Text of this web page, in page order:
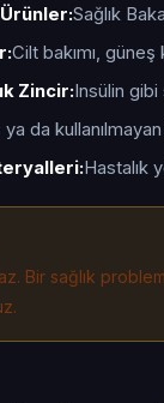
Sağlık
Cilt bakımı,
Zincir:Insülin
da
Hastalık
Bir sağlık